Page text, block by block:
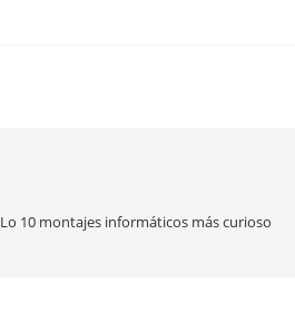
Lo 10 montajes informáticos más curiosos